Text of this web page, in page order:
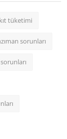
tüketimi
sorunları